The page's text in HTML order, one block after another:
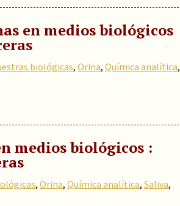
en medios biológicos
biológicas, Orina, Química analítica,
medios biológicos :
, Orina, Química analítica, Saliva,